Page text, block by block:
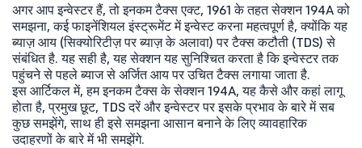
अगर आप इन्वेस्टर हैं, तो इनकम टैक्स एक्ट, 1961 के तहत सेक्शन 194A को
समझना, कई फाइनेंशियल इंस्ट्रूमेंट में इन्वेस्ट करना महत्वपूर्ण है, क्योंकि यह
ब्याज़ आय (सिक्योरिटीज़ पर ब्याज़ के अलावा) पर टैक्स कटौती (TDS) से
संबंधित है. यह सही है, यह सेक्शन यह सुनिश्चित करता है कि इन्वेस्टर तक
पहुंचने से पहले ब्याज से अर्जित आय पर उचित टैक्स लगाया जाता है.
इस आर्टिकल में, हम इनकम टैक्स के सेक्शन 194A, यह कैसे और कहां लागू
होता है, प्रमुख छूट, TDS दरें और इन्वेस्टर पर इसके प्रभाव के बारे में सब
कुछ समझेंगे, साथ ही इसे समझना आसान बनाने के लिए व्यावहारिक
उदाहरणों के बारे में भी समझेंगे.